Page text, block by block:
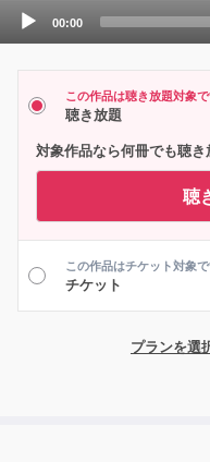
Audio
Player
00:00
この作品は聴き放題対象
聴き放題
対象作品なら何冊でも聴き
聴
この作品はチケット対象
チケット
プランを選